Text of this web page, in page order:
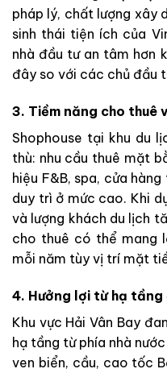
pháp lý, chất lượng xây
sinh thái tiện ích của
nhà đầu tư an tâm hơn
đây so với các chủ đầu
3. Tiềm năng cho thuê
Shophouse tại khu du
thù: nhu cầu thuê mặt
hiệu F&B, spa, cửa
duy trì ở mức cao. Khi
và lượng khách du lịch
cho thuê có thể mang
mỗi năm tùy vị trí mặt
4. Hưởng lợi từ hạ
Khu vực Hải Vân Bay
hạ tầng từ phía nhà
ven biển, cầu, cao tốc